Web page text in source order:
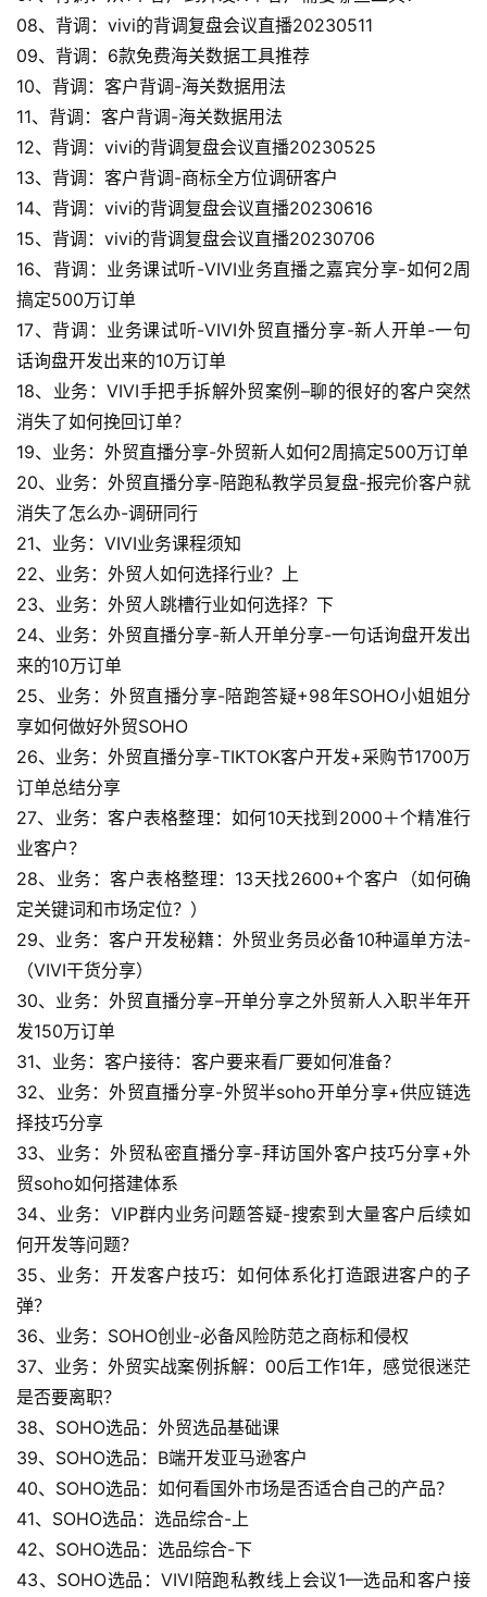
08、背调：vivi的背调复盘会议直播20230511
09、背调：6款免费海关数据工具推荐
10、背调：客户背调-海关数据用法
11、背调：客户背调-海关数据用法
12、背调：vivi的背调复盘会议直播20230525
13、背调：客户背调-商标全方位调研客户
14、背调：vivi的背调复盘会议直播20230616
15、背调：vivi的背调复盘会议直播20230706
16、背调：业务课试听-VIVI业务直播之嘉宾分享-如何2周
搞定500万订单
17、背调：业务课试听-VIVI外贸直播分享-新人开单-一句
话询盘开发出来的10万订单
18、业务：VIVI手把手拆解外贸案例–聊的很好的客户突然
消失了如何挽回订单？
19、业务：外贸直播分享-外贸新人如何2周搞定500万订单
20、业务：外贸直播分享-陪跑私教学员复盘-报完价客户就
消失了怎么办-调研同行
21、业务：VIVI业务课程须知
22、业务：外贸人如何选择行业？上
23、业务：外贸人跳槽行业如何选择？下
24、业务：外贸直播分享-新人开单分享-一句话询盘开发出
来的10万订单
25、业务：外贸直播分享-陪跑答疑+98年SOHO小姐姐分
享如何做好外贸SOHO
26、业务：外贸直播分享-TIKTOK客户开发+采购节1700万
订单总结分享
27、业务：客户表格整理：如何10天找到2000＋个精准行
业客户？
28、业务：客户表格整理：13天找2600+个客户（如何确
定关键词和市场定位？）
29、业务：客户开发秘籍：外贸业务员必备10种逼单方法-
（VIVI干货分享）
30、业务：外贸直播分享–开单分享之外贸新人入职半年开
发150万订单
31、业务：客户接待：客户要来看厂要如何准备？
32、业务：外贸直播分享-外贸半soho开单分享+供应链选
择技巧分享
33、业务：外贸私密直播分享-拜访国外客户技巧分享+外
贸soho如何搭建体系
34、业务：VIP群内业务问题答疑-搜索到大量客户后续如
何开发等问题？
35、业务：开发客户技巧：如何体系化打造跟进客户的子
弹？
36、业务：SOHO创业-必备风险防范之商标和侵权
37、业务：外贸实战案例拆解：00后工作1年，感觉很迷茫
是否要离职？
38、SOHO选品：外贸选品基础课
39、SOHO选品：B端开发亚马逊客户
40、SOHO选品：如何看国外市场是否适合自己的产品？
41、SOHO选品：选品综合-上
42、SOHO选品：选品综合-下
43、SOHO选品：VIVI陪跑私教线上会议1—选品和客户接